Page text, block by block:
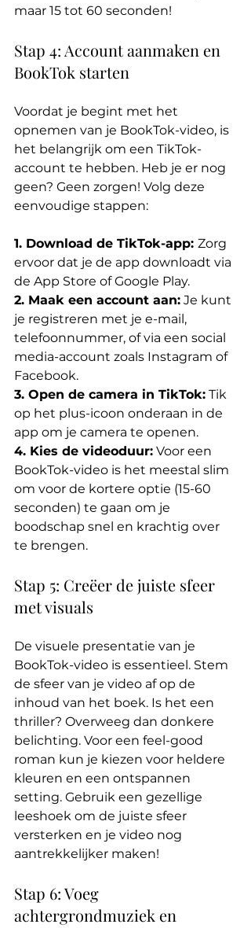
maar 15 tot 60 seconden!
Stap 4: Account aanmaken en
BookTok starten
Voordat je begint met het
opnemen van je BookTok-video, is
het belangrijk om een TikTok-
account te hebben. Heb je er nog
geen? Geen zorgen! Volg deze
eenvoudige stappen:
1. Download de TikTok-app: Zorg
ervoor dat je de app downloadt via
de App Store of Google Play.
2. Maak een account aan: Je kunt
je registreren met je e-mail,
telefoonnummer, of via een social
media-account zoals Instagram of
Facebook.
3. Open de camera in TikTok: Tik
op het plus-icoon onderaan in de
app om je camera te openen.
4. Kies de videoduur: Voor een
BookTok-video is het meestal slim
om voor de kortere optie (15-60
seconden) te gaan om je
boodschap snel en krachtig over
te brengen.
Stap 5: Creëer de juiste sfeer
met visuals
De visuele presentatie van je
BookTok-video is essentieel. Stem
de sfeer van je video af op de
inhoud van het boek. Is het een
thriller? Overweeg dan donkere
belichting. Voor een feel-good
roman kun je kiezen voor heldere
kleuren en een ontspannen
setting. Gebruik een gezellige
leeshoek om de juiste sfeer
versterken en je video nog
aantrekkelijker maken!
Stap 6: Voeg
achtergrondmuziek en